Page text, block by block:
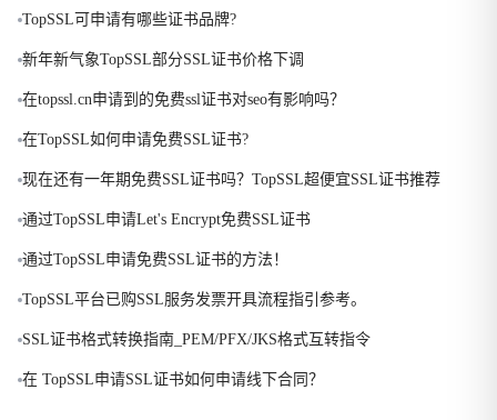
TopSSL可申请有哪些证书品牌?
新年新气象TopSSL部分SSL证书价格下调
在topssl.cn申请到的免费ssl证书对seo有影响吗？
在TopSSL如何申请免费SSL证书?
现在还有一年期免费SSL证书吗？TopSSL超便宜SSL证书推荐
通过TopSSL申请Let's Encrypt免费SSL证书
通过TopSSL申请免费SSL证书的方法！
TopSSL平台已购SSL服务发票开具流程指引参考。
SSL证书格式转换指南_PEM/PFX/JKS格式互转指令
在 TopSSL申请SSL证书如何申请线下合同？